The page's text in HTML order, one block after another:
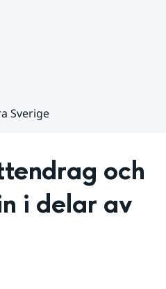
Sverige
och
i delar av